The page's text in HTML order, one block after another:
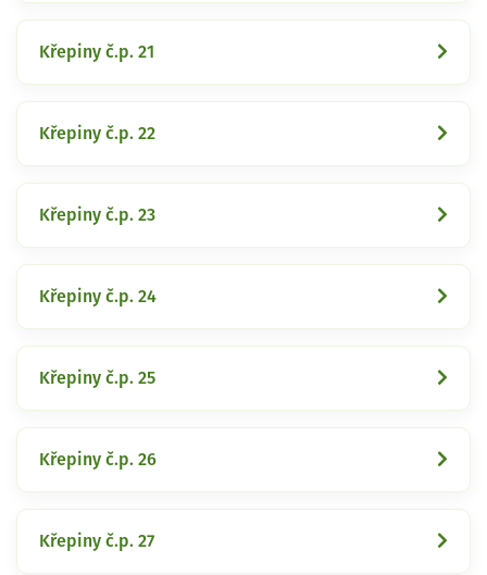
Křepiny č.p. 21
Křepiny č.p. 22
Křepiny č.p. 23
Křepiny č.p. 24
Křepiny č.p. 25
Křepiny č.p. 26
Křepiny č.p. 27